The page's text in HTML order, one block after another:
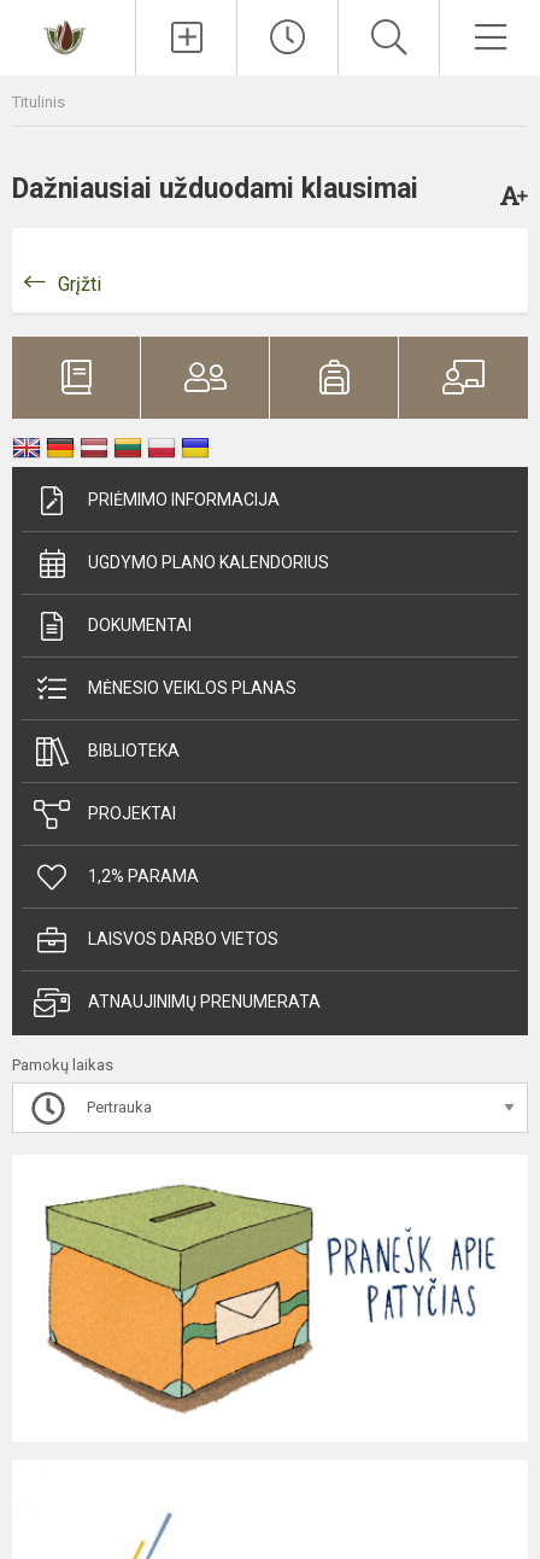
Titulinis
Dažniausiai užduodami klausimai
Grįžti
PRIĖMIMO INFORMACIJA
UGDYMO PLANO KALENDORIUS
DOKUMENTAI
MĖNESIO VEIKLOS PLANAS
BIBLIOTEKA
PROJEKTAI
1,2% PARAMA
LAISVOS DARBO VIETOS
ATNAUJINIMŲ PRENUMERATA
Pamokų laikas
Pertrauka